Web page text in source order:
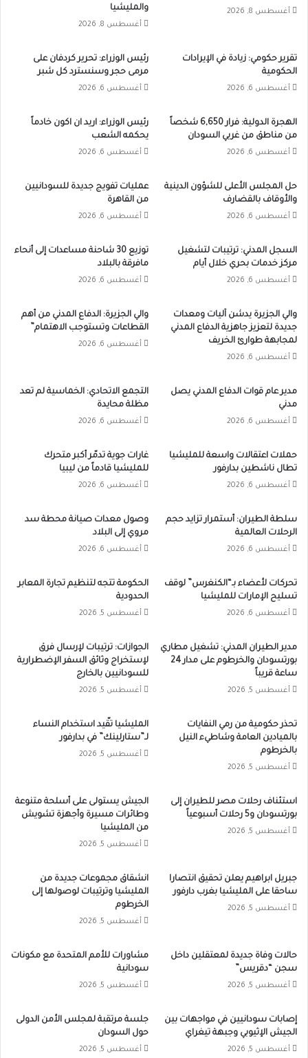
أغسطس 8, 2026 والمليشيا
أغسطس 8, 2026
تقرير حكومي: زيادة في الإيرادات
الحكومية
أغسطس 6, 2026
رئيس الوزراء: تحرير كردفان على
مرمى حجر وسنسترد كل شبر
أغسطس 6, 2026
الهجرة الدولية: فرار 6,650 شخصاً
من مناطق من غربي السودان
أغسطس 6, 2026
رئيس الوزراء: اريد ان اكون خادماً
يحكمه الشعب
أغسطس 6, 2026
حل المجلس الأعلى للشؤون الدينية
والأوقاف بالقضارف
أغسطس 6, 2026
عمليات تفويج جديدة للسودانيين
من القاهرة
أغسطس 6, 2026
السجل المدني: ترتيبات لتشغيل
مركز خدمات بحري خلال أيام
أغسطس 6, 2026
توزيع 30 شاحنة مساعدات إلى أنحاء
مافرقة بالبلاد
أغسطس 6, 2026
والي الجزيرة يدشن آليات ومعدات
جديدة لتعزيز جاهزية الدفاع المدني
لمجابهة طوارئ الخريف
أغسطس 6, 2026
والي الجزيرة: الدفاع المدني من أهم
القطاعات وتستوجب الاهتمام”
أغسطس 6, 2026
مدير عام قوات الدفاع المدني يصل
مدني
أغسطس 6, 2026
التجمع الاتحادي: الخماسية لم تعد
مظلة محايدة
أغسطس 6, 2026
حملات اعتقالات واسعة للمليشيا
تطال ناشطين بدارفور
أغسطس 6, 2026
غارات جوية تدمّر أكبر متحرك
للمليشيا قادماً من ليبيا
أغسطس 6, 2026
سلطة الطيران: أستمرار تزايد حجم
الرحلات العالمية
أغسطس 6, 2026
وصول معدات صيانة محطة سد
مروي إلى البلاد
أغسطس 6, 2026
تحركات لأعضاء بـ“الكنغرس” لوقف
تسليح الإمارات للمليشيا
أغسطس 6, 2026
الحكومة تتجه لتنظيم تجارة المعابر
الحدودية
أغسطس 5, 2026
مدير الطيران المدني: تشغيل مطاري
بورتسودان والخرطوم على مدار 24
ساعة قريباً
أغسطس 5, 2026
الجوازات: ترتيبات لإرسال فرق
لإستخراج وثائق السفر الإضطرارية
للسودانيين بالخارج
أغسطس 5, 2026
تحذر حكومية من رمي النفايات
بالميادين العامة وشاطيء النيل
بالخرطوم
أغسطس 5, 2026
المليشيا تقّيد استخدام النساء
لـ”ستارلينك” في بدارفور
أغسطس 5, 2026
استئناف رحلات مصر للطيران إلى
بورتسودان و5 رحلات أسبوعياً
أغسطس 5, 2026
الجيش يستولى على أسلحة متنوعة
وطائرات مسيرة وأجهزة تشويش
من المليشيا
أغسطس 5, 2026
جبريل ابراهيم يعلن تحقيق انتصارا
ساحقا على المليشيا بغرب دارفور
أغسطس 5, 2026
انشقاق مجموعات جديدة من
المليشيا وترتيبات لوصولها إلى
الخرطوم
أغسطس 5, 2026
حالات وفاة جديدة لمعتقلين داخل
سجن “دقريس”
أغسطس 5, 2026
مشاورات للأمم المتحدة مع مكونات
سودانية
أغسطس 5, 2026
إصابات سودانيين في مواجهات بين
الجيش الإثيوبي وجبهة تيغراي
أغسطس 5, 2026
جلسة مرتقبة لمجلس الأمن الدولى
حول السودان
أغسطس 5, 2026